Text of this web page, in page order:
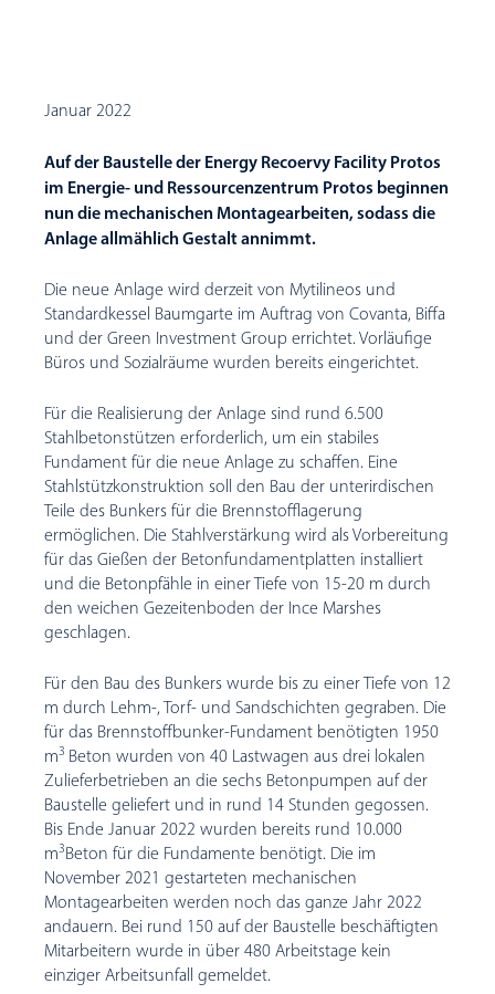
Januar 2022
Auf der Baustelle der Energy Recoervy Facility Protos
im Energie- und Ressourcenzentrum Protos beginnen
nun die mechanischen Montagearbeiten, sodass die
Anlage allmählich Gestalt annimmt.
Die neue Anlage wird derzeit von Mytilineos und
Standardkessel Baumgarte im Auftrag von Covanta, Biffa
und der Green Investment Group errichtet. Vorläufige
Büros und Sozialräume wurden bereits eingerichtet.
Für die Realisierung der Anlage sind rund 6.500
Stahlbetonstützen erforderlich, um ein stabiles
Fundament für die neue Anlage zu schaffen. Eine
Stahlstützkonstruktion soll den Bau der unterirdischen
Teile des Bunkers für die Brennstofflagerung
ermöglichen. Die Stahlverstärkung wird als Vorbereitung
für das Gießen der Betonfundamentplatten installiert
und die Betonpfähle in einer Tiefe von 15-20 m durch
den weichen Gezeitenboden der Ince Marshes
geschlagen.
Für den Bau des Bunkers wurde bis zu einer Tiefe von 12
m durch Lehm-, Torf- und Sandschichten gegraben. Die
für das Brennstoffbunker-Fundament benötigten 1950
m3 Beton wurden von 40 Lastwagen aus drei lokalen
Zulieferbetrieben an die sechs Betonpumpen auf der
Baustelle geliefert und in rund 14 Stunden gegossen.
Bis Ende Januar 2022 wurden bereits rund 10.000
m3Beton für die Fundamente benötigt. Die im
November 2021 gestarteten mechanischen
Montagearbeiten werden noch das ganze Jahr 2022
andauern. Bei rund 150 auf der Baustelle beschäftigten
Mitarbeitern wurde in über 480 Arbeitstage kein
einziger Arbeitsunfall gemeldet.